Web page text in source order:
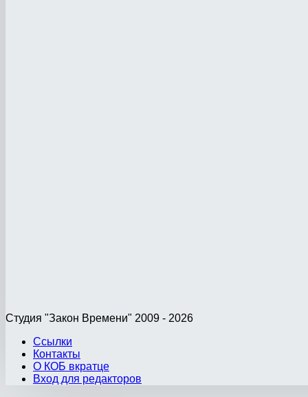
Студия "Закон Времени" 2009 - 2026
Ссылки
Контакты
О КОБ вкратце
Вход для редакторов